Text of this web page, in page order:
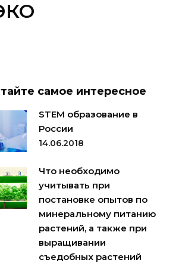
самое интересное
STEM образование в
России
14.06.2018
Что необходимо
учитывать при
постановке опытов по
минеральному питанию
растений, а также при
выращивании
съедобных растений